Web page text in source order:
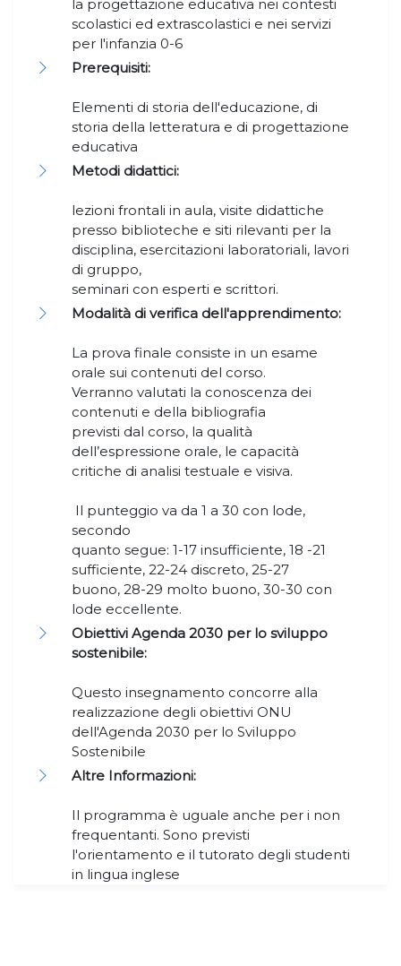
la progettazione educativa nei contesti
scolastici ed extrascolastici e nei servizi
per l'infanzia 0-6
Prerequisiti:
Elementi di storia dell'educazione, di
storia della letteratura e di progettazione
educativa
Metodi didattici:
lezioni frontali in aula, visite didattiche
presso biblioteche e siti rilevanti per la
disciplina, esercitazioni laboratoriali, lavori
di gruppo,
seminari con esperti e scrittori.
Modalità di verifica dell'apprendimento:
La prova finale consiste in un esame
orale sui contenuti del corso.
Verranno valutati la conoscenza dei
contenuti e della bibliografia
previsti dal corso, la qualità
dell’espressione orale, le capacità
critiche di analisi testuale e visiva.
Il punteggio va da 1 a 30 con lode,
secondo
quanto segue: 1-17 insufficiente, 18 -21
sufficiente, 22-24 discreto, 25-27
buono, 28-29 molto buono, 30-30 con
lode eccellente.
Obiettivi Agenda 2030 per lo sviluppo
sostenibile:
Questo insegnamento concorre alla
realizzazione degli obiettivi ONU
dell'Agenda 2030 per lo Sviluppo
Sostenibile
Altre Informazioni:
Il programma è uguale anche per i non
frequentanti. Sono previsti
l'orientamento e il tutorato degli studenti
in lingua inglese